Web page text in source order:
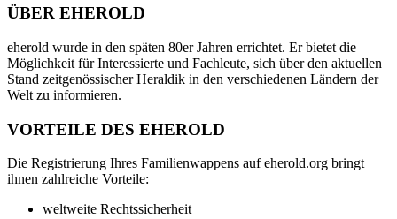
ÜBER EHEROLD
eherold wurde in den späten 80er Jahren errichtet. Er bietet die
Möglichkeit für Interessierte und Fachleute, sich über den aktuellen
Stand zeitgenössischer Heraldik in den verschiedenen Ländern der
Welt zu informieren.
VORTEILE DES EHEROLD
Die Registrierung Ihres Familienwappens auf eherold.org bringt
ihnen zahlreiche Vorteile:
weltweite Rechtssicherheit